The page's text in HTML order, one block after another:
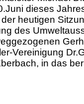
dieses
heutigen
des
Vereinigung
in das